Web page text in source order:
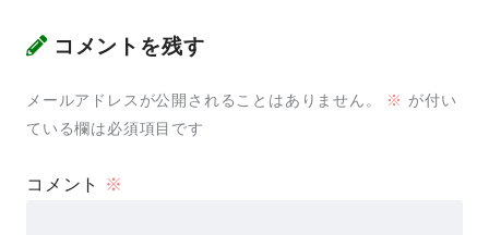
コメントを残す
メールアドレスが公開されることはありません。 ※ が付い
ている欄は必須項目です
コメント ※